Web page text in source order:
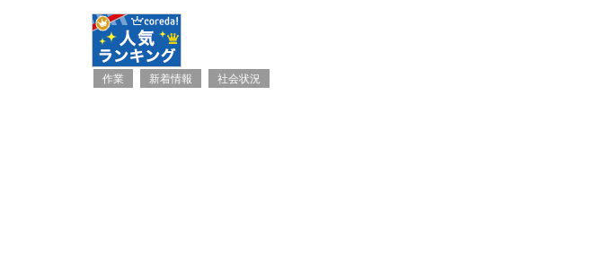
作業 新着情報 社会状況